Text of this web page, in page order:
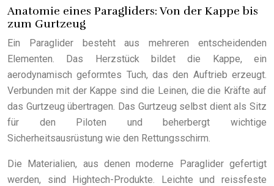
Anatomie eines Paragliders: Von der Kappe bis
zum Gurtzeug
Ein Paraglider besteht aus mehreren entscheidenden
Elementen. Das Herzstück bildet die Kappe, ein
aerodynamisch geformtes Tuch, das den Auftrieb erzeugt.
Verbunden mit der Kappe sind die Leinen, die die Kräfte auf
das Gurtzeug übertragen. Das Gurtzeug selbst dient als Sitz
für den Piloten und beherbergt wichtige
Sicherheitsausrüstung wie den Rettungsschirm.
Die Materialien, aus denen moderne Paraglider gefertigt
werden, sind Hightech-Produkte. Leichte und reissfeste